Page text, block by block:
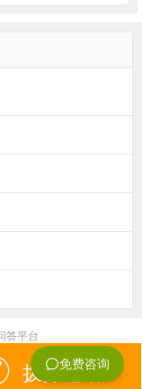
拨打电话
答平台